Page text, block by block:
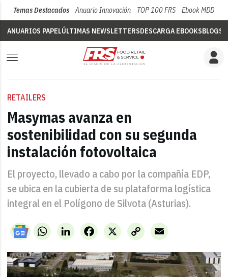
Temas Destacados Anuario Innovación TOP 100 FRS Ebook MDD
ANUARIOS PAPELÚLTIMAS NEWSLETTERSDESCARGA EBOOKSBLOGS
RETAILERS
Masymas avanza en
sostenibilidad con su segunda
instalación fotovoltaica
El proyecto, llevado a cabo por la compañía EDP,
se ubica en la cubierta de su plataforma logística
integral en el Polígono de Silvota (Asturias).
WhatsAppLinkedIn X
Facebook
Copy
Link
Email